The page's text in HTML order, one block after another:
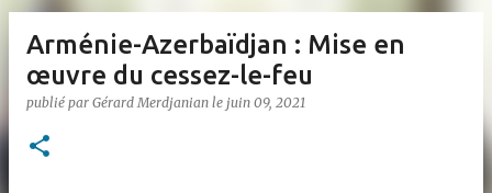
Arménie-Azerbaïdjan : Mise en
œuvre du cessez-le-feu
publié par Gérard Merdjanian le juin 09, 2021